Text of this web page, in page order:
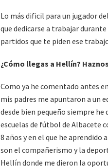
Lo más dificil para un jugador
que dedicarse a trabajar
partidos que te piden ese
¿Cómo llegas a Hellín?
Como ya he comentado antes
mis padres me apuntaron a un
desde bien pequeño siempre
escuelas de fútbol de Albacete
8 años y en el que he
son el compañerismo y la
Hellín donde me dieron la